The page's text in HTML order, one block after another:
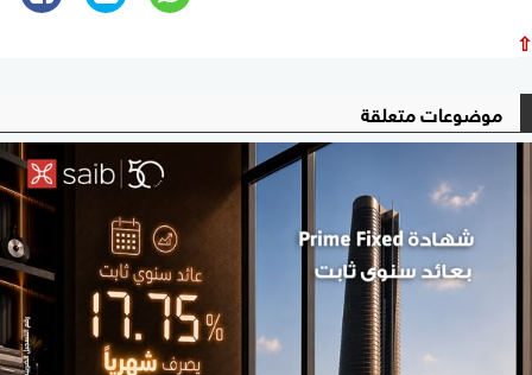
⇧
موضوعات متعلقة